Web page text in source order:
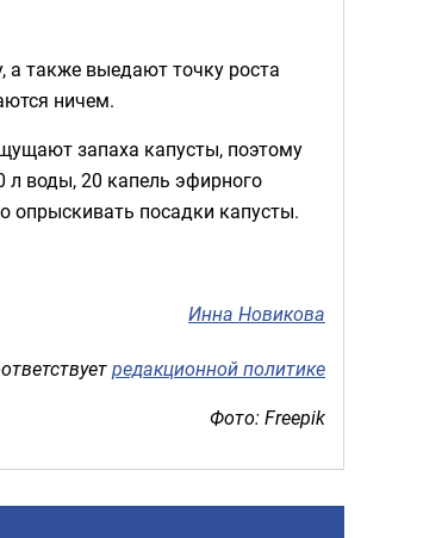
а также выедают точку роста
ничем.
запаха капусты, поэтому
л воды, 20 капель эфирного
опрыскивать посадки капусты.
Инна Новикова
редакционной политике
Фото: Freepik